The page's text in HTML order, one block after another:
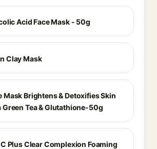
Acid Face Mask - 50g
Clay Mask
Mask Brightens & Detoxifies Skin
Tea & Glutathione-50g
Plus Clear Complexion Foaming